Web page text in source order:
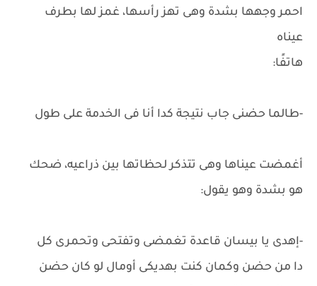
احمر وجهها بشدة وهى تهز رأسها، غمز لها بطرف
عيناه
هاتفًا:
-طالما حضنى جاب نتيجة كدا أنا فى الخدمة على طول
أغمضت عيناها وهى تتذكر لحظاتها بين ذراعيه، ضحك
هو بشدة وهو يقول:
-إهدى يا بيسان قاعدة تغمضى وتفتحى وتحمرى كل
دا من حضن وكمان كنت بهديكى أومال لو كان حضن